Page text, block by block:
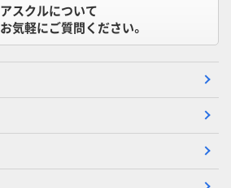
アスクルについて
お気軽にご質問ください。